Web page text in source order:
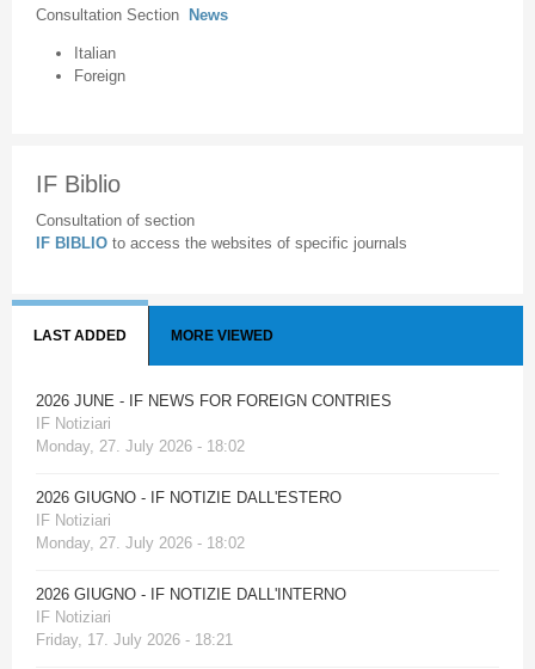
Consultation Section News
Italian
Foreign
IF Biblio
Consultation of section
IF BIBLIO to access the websites of specific journals
LAST ADDED MORE VIEWED
2026 JUNE - IF NEWS FOR FOREIGN CONTRIES
IF Notiziari
Monday, 27. July 2026 - 18:02
2026 GIUGNO - IF NOTIZIE DALL'ESTERO
IF Notiziari
Monday, 27. July 2026 - 18:02
2026 GIUGNO - IF NOTIZIE DALL'INTERNO
IF Notiziari
Friday, 17. July 2026 - 18:21